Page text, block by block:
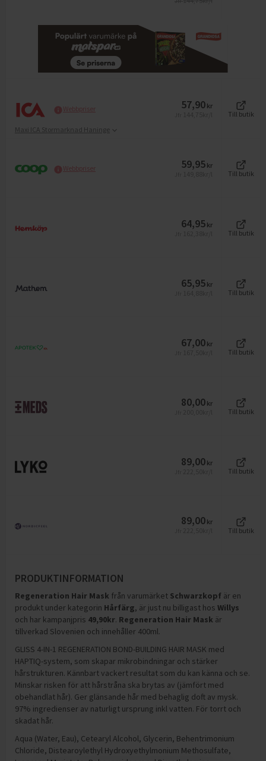
Webbpriser 57,90 kr
Till butik
Maxi ICA Stormarknad Haninge
Webbpriser 59,95 kr
Till butik
64,95 kr
Till butik
65,95 kr
Till butik
67,00 kr
Till butik
80,00 kr
Till butik
89,00 kr
Till butik
89,00 kr
Till butik
PRODUKTINFORMATION
Regeneration Hair Mask från varumärket Schwarzkopf är en
produkt under kategorin Hårfärg, är just nu billigast hos Willys
och har kampanjpris 49,90kr. Regeneration Hair Mask är
tillverkad Slovenien och innehåller 400ml.
GLISS 4-IN-1 REGENERATION BOND-BUILDING HAIR MASK med
HAPTIQ-system, som skapar mikrobindningar och stärker
hårstrukturen. Kännbart vackert resultat som du kan känna och se.
Minskar risken för att hårstråna ska brytas av (jämfört med
obehandlat hår). Ger glänsande hår med behaglig doft av mysk.
97% ingredienser av naturligt ursprung inkl vatten. För torrt och
skadat hår.
Aqua (Water, Eau), Cetearyl Alcohol, Glycerin, Behentrimonium
Chloride, Distearoylethyl Hydroxyethylmonium Methosulfate,